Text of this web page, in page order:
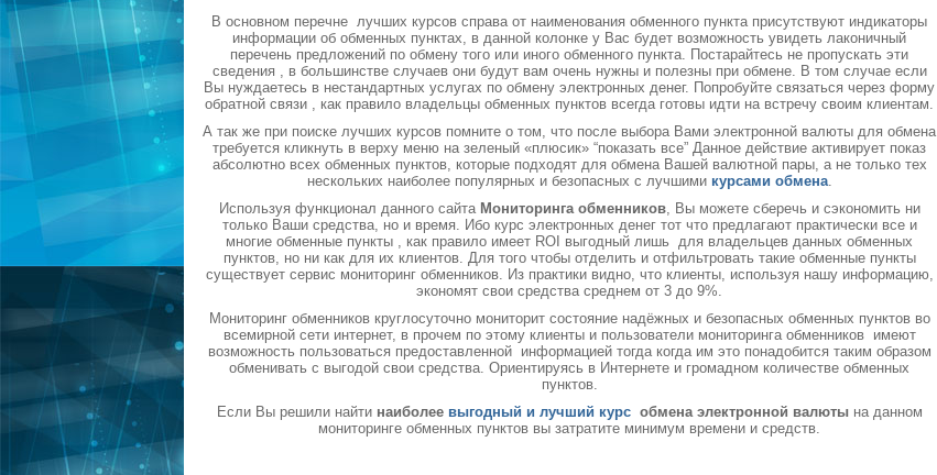
В основном перечне лучших курсов справа от наименования обменного пункта присутствуют индикаторы
информации об обменных пунктах, в данной колонке у Вас будет возможность увидеть лаконичный
перечень предложений по обмену того или иного обменного пункта. Постарайтесь не пропускать эти
сведения , в большинстве случаев они будут вам очень нужны и полезны при обмене. В том случае если
Вы нуждаетесь в нестандартных услугах по обмену электронных денег. Попробуйте связаться через форму
обратной связи , как правило владельцы обменных пунктов всегда готовы идти на встречу своим клиентам.
А так же при поиске лучших курсов помните о том, что после выбора Вами электронной валюты для обмена
требуется кликнуть в верху меню на зеленый «плюсик» “показать все” Данное действие активирует показ
абсолютно всех обменных пунктов, которые подходят для обмена Вашей валютной пары, а не только тех
нескольких наиболее популярных и безопасных с лучшими курсами обмена.
Используя функционал данного сайта Мониторинга обменников, Вы можете сберечь и сэкономить ни
только Ваши средства, но и время. Ибо курс электронных денег тот что предлагают практически все и
многие обменные пункты , как правило имеет ROI выгодный лишь для владельцев данных обменных
пунктов, но ни как для их клиентов. Для того чтобы отделить и отфильтровать такие обменные пункты
существует сервис мониторинг обменников. Из практики видно, что клиенты, используя нашу информацию,
экономят свои средства среднем от 3 до 9%.
Мониторинг обменников круглосуточно мониторит состояние надёжных и безопасных обменных пунктов во
всемирной сети интернет, в прочем по этому клиенты и пользователи мониторинга обменников имеют
возможность пользоваться предоставленной информацией тогда когда им это понадобится таким образом
обменивать с выгодой свои средства. Ориентируясь в Интернете и громадном количестве обменных
пунктов.
Если Вы решили найти наиболее выгодный и лучший курс обмена электронной валюты на данном
мониторинге обменных пунктов вы затратите минимум времени и средств.